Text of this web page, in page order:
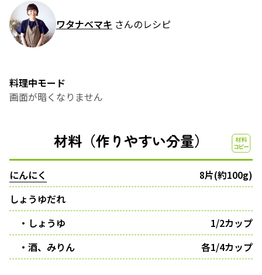
ワタナベマキ さんのレシピ
料理中モード
画面が暗くなりません
材料（作りやすい分量）
にんにく
8片(約100g)
しょうゆだれ
・しょうゆ
1/2カップ
・酒、みりん
各1/4カップ